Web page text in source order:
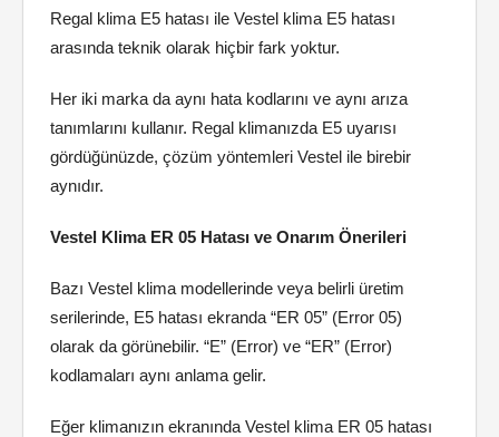
Regal klima E5 hatası ile Vestel klima E5 hatası
arasında teknik olarak hiçbir fark yoktur.
Her iki marka da aynı hata kodlarını ve aynı arıza
tanımlarını kullanır. Regal klimanızda E5 uyarısı
gördüğünüzde, çözüm yöntemleri Vestel ile birebir
aynıdır.
Vestel Klima ER 05 Hatası ve Onarım Önerileri
Bazı Vestel klima modellerinde veya belirli üretim
serilerinde, E5 hatası ekranda “ER 05” (Error 05)
olarak da görünebilir. “E” (Error) ve “ER” (Error)
kodlamaları aynı anlama gelir.
Eğer klimanızın ekranında Vestel klima ER 05 hatası